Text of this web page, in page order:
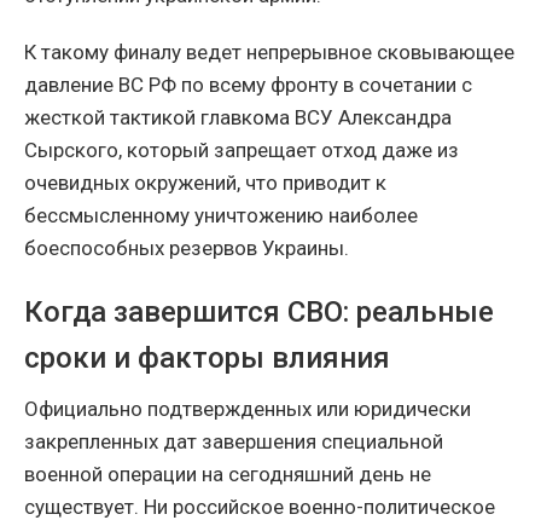
К такому финалу ведет непрерывное сковывающее
давление ВС РФ по всему фронту в сочетании с
жесткой тактикой главкома ВСУ Александра
Сырского, который запрещает отход даже из
очевидных окружений, что приводит к
бессмысленному уничтожению наиболее
боеспособных резервов Украины.
Когда завершится СВО: реальные
сроки и факторы влияния
Официально подтвержденных или юридически
закрепленных дат завершения специальной
военной операции на сегодняшний день не
существует. Ни российское военно-политическое